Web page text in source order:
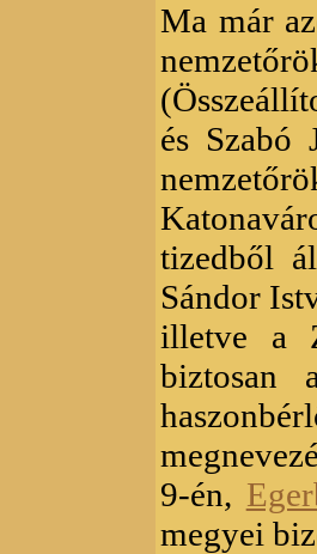
Ma már
és Szabó
tizedből
Sándor
illetve a
biztosan
9-én,
megyei